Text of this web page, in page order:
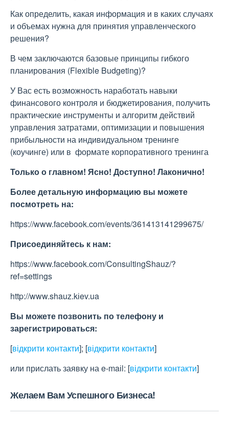
Как определить, какая информация и в каких случаях
и объемах нужна для принятия управленческого
решения?
В чем заключаются базовые принципы гибкого
планирования (Flexible Budgeting)?
У Вас есть возможность наработать навыки
финансового контроля и бюджетирования, получить
практические инструменты и алгоритм действий
управления затратами, оптимизации и повышения
прибыльности на индивидуальном тренинге
(коучинге) или в формате корпоративного тренинга
Только о главном! Ясно! Доступно! Лаконично!
Более детальную информацию вы можете
посмотреть на:
https://www.facebook.com/events/361413141299675/
Присоединяйтесь к нам:
https://www.facebook.com/ConsultingShauz/?
ref=settings
http://www.shauz.kіev.ua
Вы можете позвонить по телефону и
зарегистрироваться:
[відкрити контакти]; [відкрити контакти]
или прислать заявку на e-maіl: [відкрити контакти]
Желаем Вам Успешного Бизнеса!